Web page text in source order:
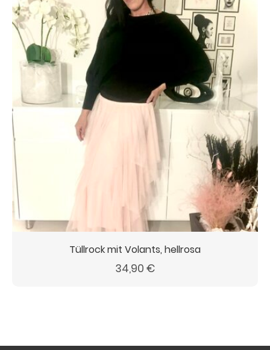
Tüllrock mit Volants, hellrosa
34,90 €